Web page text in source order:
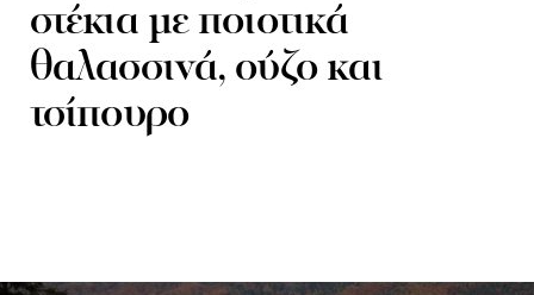
στέκια με ποιοτικά
θαλασσινά, ούζο και
τσίπουρο